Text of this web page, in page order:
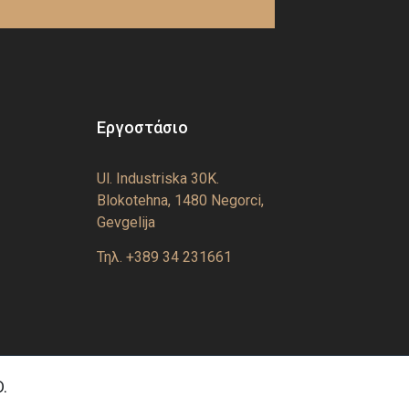
Εργοστάσιο
Ul. Industriska 30K.
Blokotehna, 1480 Negorci,
Gevgelija
Τηλ. +389 34 231661